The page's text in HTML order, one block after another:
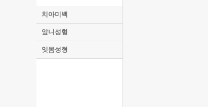
치아미백
앞니성형
잇몸성형